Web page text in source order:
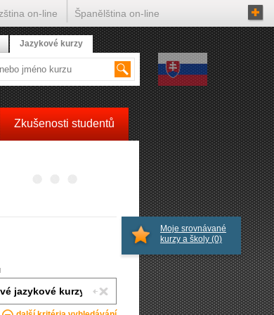
Zkušenosti studentů
Moje srovnávané
kurzy a školy (0)
Jazykové kurzy
on-line Španělština on-line